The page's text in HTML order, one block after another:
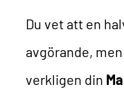
Du vet att en
avgörande,
verkligen din